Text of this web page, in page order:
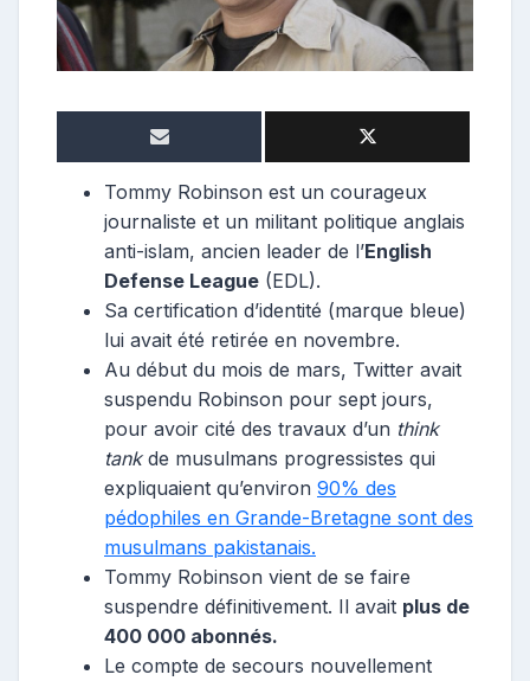
Tommy Robinson est un courageux
journaliste et un militant politique anglais
anti-islam, ancien leader de l’English
Defense League (EDL).
Sa certification d’identité (marque bleue)
lui avait été retirée en novembre.
Au début du mois de mars, Twitter avait
suspendu Robinson pour sept jours,
pour avoir cité des travaux d’un think
tankde musulmans progressistes qui
expliquaient qu’environ 90% des
pédophiles en Grande-Bretagne sont des
musulmans pakistanais.
Tommy Robinson vient de se faire
suspendre définitivement. Il avait plus de
400 000 abonnés.
Le compte de secours nouvellement